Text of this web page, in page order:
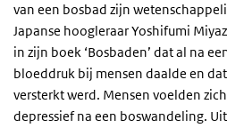
van een bosbad zijn
Japanse hoogleraar Yoshifumi
in zijn boek ‘Bosbaden’ dat al na
bloeddruk bij mensen daalde en
versterkt werd. Mensen voelden
depressief na een boswandeling.